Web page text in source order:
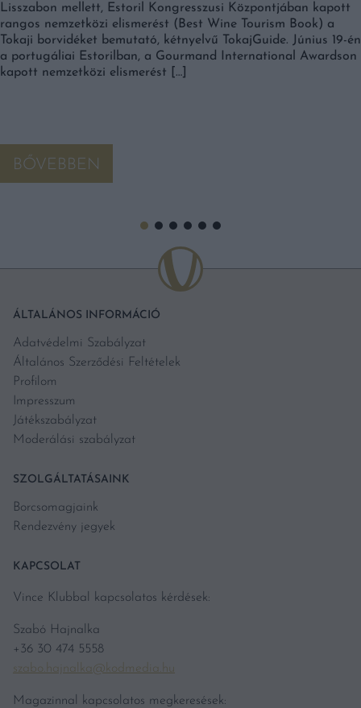
Lisszabon mellett, Estoril Kongresszusi Központjában kapott
rangos nemzetközi elismerést (Best Wine Tourism Book) a
Tokaji borvidéket bemutató, kétnyelvű TokajGuide. Június 19-én
a portugáliai Estorilban, a Gourmand International Awardson
kapott nemzetközi elismerést […]
BŐVEBBEN
ÁLTALÁNOS INFORMÁCIÓ
Adatvédelmi Szabályzat
Általános Szerződési Feltételek
Profilom
Impresszum
Játékszabályzat
Moderálási szabályzat
SZOLGÁLTATÁSAINK
Borcsomagjaink
Rendezvény jegyek
KAPCSOLAT
Vince Klubbal kapcsolatos kérdések:
Szabó Hajnalka
+36 30 474 5558
szabo.hajnalka@kodmedia.hu
Magazinnal kapcsolatos megkeresések: